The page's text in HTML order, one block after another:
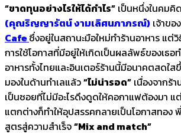
“ขาดทุนอย่างไรให้ได้กำไร” เป็นหนึ่งในคม
(คุณริญญารัตน์ งามเลิศนภาภรณ์) เจ้าขอ
Cafe ซึ่งอยู่ในสถานะมือใหม่ทำร้านอาหาร แ
การใช้โอกาสที่มีอยู่ให้เกิดเป็นผลลัพธ์ของเธอ
อาหารทั้งไทยและอินเตอร์ร้านนี้มีอนาคตสดใส
มองในด้านทำเลแล้ว“ไม่น่ารอด” เนื่องจากร้
เป็นซอยที่ไม่มีอะไรดึงดูดให้คอกาแฟต้องมา แ
แตกต่างก็ทำให้อุปสรรคกลายเป็นโอกาสทอง
สูตรสู่ความสำเร็จ“Mix and match”